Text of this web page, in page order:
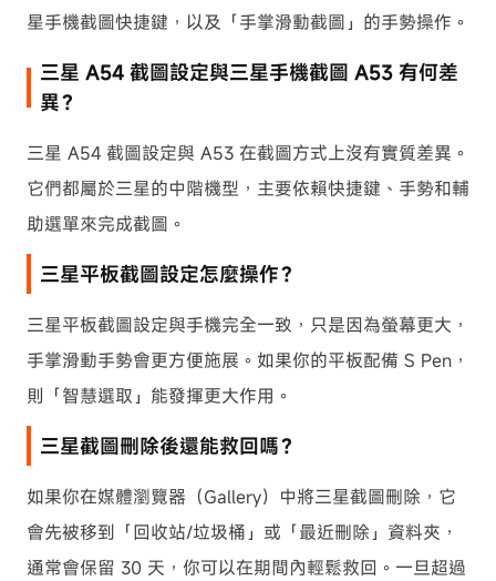
星手機截圖快捷鍵，以及「手掌滑動截圖」的手勢操作。
三星 A54 截圖設定與三星手機截圖 A53 有何差
異？
三星 A54 截圖設定與 A53 在截圖方式上沒有實質差異。
它們都屬於三星的中階機型，主要依賴快捷鍵、手勢和輔
助選單來完成截圖。
三星平板截圖設定怎麼操作？
三星平板截圖設定與手機完全一致，只是因為螢幕更大，
手掌滑動手勢會更方便施展。如果你的平板配備 S Pen，
則「智慧選取」能發揮更大作用。
三星截圖刪除後還能救回嗎？
如果你在媒體瀏覽器（Gallery）中將三星截圖刪除，它
會先被移到「回收站/垃圾桶」或「最近刪除」資料夾，
通常會保留 30 天，你可以在期間內輕鬆救回。一旦超過